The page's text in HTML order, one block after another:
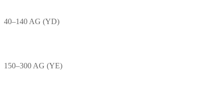
40–140 AG (YD)
150–300 AG (YE)